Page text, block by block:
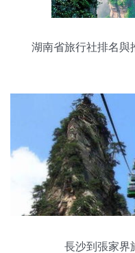
湖南省旅行社排名與
長沙到張家界